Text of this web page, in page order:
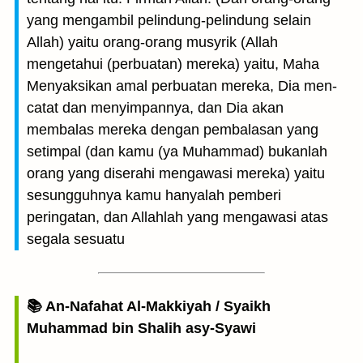
yang mengambil pelindung-pelindung selain
Allah) yaitu orang-orang musyrik (Allah
mengetahui (perbuatan) mereka) yaitu, Maha
Menyaksikan amal perbuatan mereka, Dia men­
catat dan menyimpannya, dan Dia akan
membalas mereka dengan pembalasan yang
setimpal (dan kamu (ya Muhammad) bukanlah
orang yang diserahi mengawasi mereka) yaitu
sesungguhnya kamu hanyalah pemberi
peringatan, dan Allahlah yang mengawasi atas
segala sesuatu
📚 An-Nafahat Al-Makkiyah / Syaikh
Muhammad bin Shalih asy-Syawi